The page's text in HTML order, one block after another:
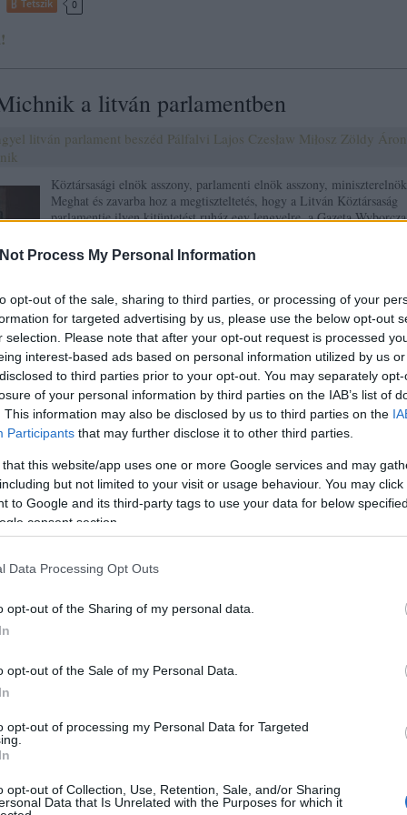
Process My Personal Information
opt-out of the sale, sharing to third parties, or processing of your
for targeted advertising by us, please use the below opt-out
selection. Please note that after your opt-out request is processed
interest-based ads based on personal information utilized by us
to third parties prior to your opt-out. You may separately
of your personal information by third parties on the IAB’s list of
This information may also be disclosed by us to third parties on the
Participants that may further disclose it to other third parties.
that this website/app uses one or more Google services and may
but not limited to your visit or usage behaviour. You may
to Google and its third-party tags to use your data for below
consent section.
Data Processing Opt Outs
opt-out of the Sharing of my personal data.
opt-out of the Sale of my Personal Data.
opt-out of processing my Personal Data for Targeted
opt-out of Collection, Use, Retention, Sale, and/or Sharing
Data that Is Unrelated with the Purposes for which it
Tetszik 0
a litván parlamentben
litván parlament beszéd Pálfalvi Lajos Czesław Miłosz Zöldy Áron
Köztársasági elnök asszony, parlamenti elnök asszony,
Meghat és zavarba hoz a megtiszteltetés, hogy a Litván Köztársaság
parlamentje ilyen kitüntetést ruház egy lengyelre, a Gazeta Wyborcza
Tetszik 0
Ukrajna és Oroszország a mi
Ukrajna Zöldy Áron
propagandistái megpróbálták elhitetni Európával, hogy a lengyelek
egyenruhába öltöztetett német katonákat, és fényképeket terjesztett
Tetszik 0